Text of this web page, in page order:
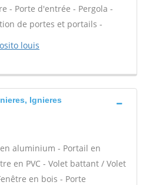
- Porte d'entrée - Pergola -
de portes et portails -
louis
Ignieres
aluminium - Portail en
en PVC - Volet battant / Volet
en bois - Porte